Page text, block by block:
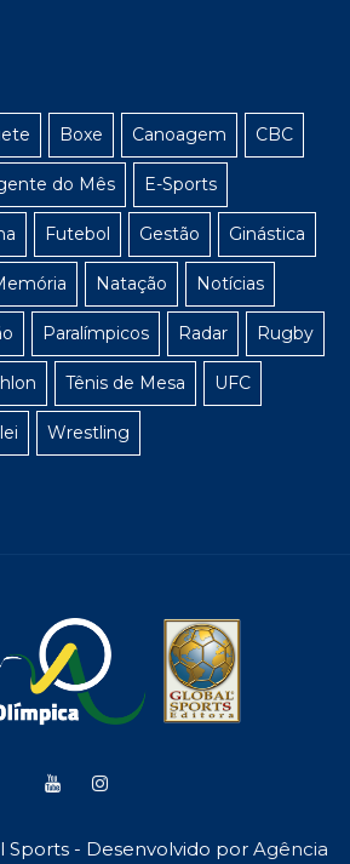
Boxe Canoagem CBC
do Mês E-Sports
Futebol Gestão Ginástica
Natação Notícias
Paralímpicos Radar Rugby
Tênis de Mesa UFC
Wrestling
Sports - Desenvolvido por Agência